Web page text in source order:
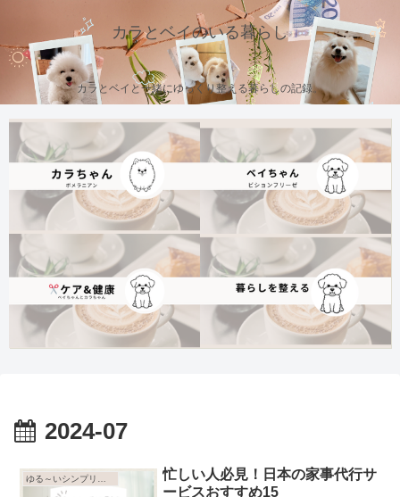
カラとベイのいる暮らし
カラとベイと一緒にゆっくり整える暮らしの記録。
2024-07
忙しい人必見！日本の家事代行サ
ービスおすすめ15